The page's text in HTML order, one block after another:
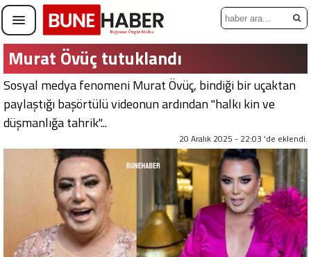
Murat Övüç tutuklandı
Sosyal medya fenomeni Murat Övüç, bindiği bir uçaktan
paylaştığı başörtülü videonun ardından "halkı kin ve
düşmanlığa tahrik"...
20 Aralık 2025 - 22:03 'de eklendi.